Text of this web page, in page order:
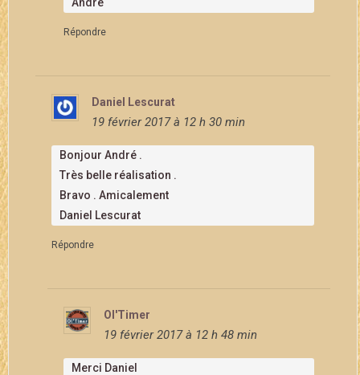
Répondre
Daniel Lescurat
19 février 2017 à 12 h 30 min
Bonjour André .
Très belle réalisation .
Bravo . Amicalement
Daniel Lescurat
Répondre
Ol'Timer
19 février 2017 à 12 h 48 min
Merci Daniel